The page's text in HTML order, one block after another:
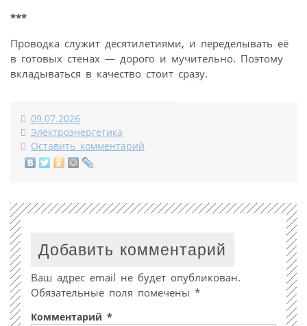
***
Проводка служит десятилетиями, и переделывать её
в готовых стенах — дорого и мучительно. Поэтому
вкладываться в качество стоит сразу.
09.07.2026
Электроэнергетика
Оставить комментарий
Добавить комментарий
Ваш адрес email не будет опубликован.
Обязательные поля помечены *
Комментарий *